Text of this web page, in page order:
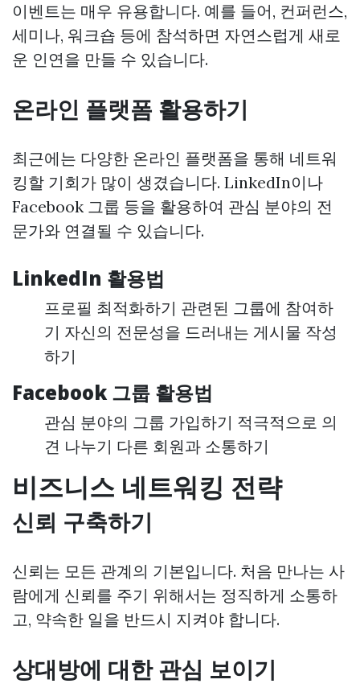
이벤트는 매우 유용합니다. 예를 들어, 컨퍼런스,
세미나, 워크숍 등에 참석하면 자연스럽게 새로
운 인연을 만들 수 있습니다.
온라인 플랫폼 활용하기
최근에는 다양한 온라인 플랫폼을 통해 네트워
킹할 기회가 많이 생겼습니다. LinkedIn이나
Facebook 그룹 등을 활용하여 관심 분야의 전
문가와 연결될 수 있습니다.
LinkedIn 활용법
프로필 최적화하기 관련된 그룹에 참여하
기 자신의 전문성을 드러내는 게시물 작성
하기
Facebook 그룹 활용법
관심 분야의 그룹 가입하기 적극적으로 의
견 나누기 다른 회원과 소통하기
비즈니스 네트워킹 전략
신뢰 구축하기
신뢰는 모든 관계의 기본입니다. 처음 만나는 사
람에게 신뢰를 주기 위해서는 정직하게 소통하
고, 약속한 일을 반드시 지켜야 합니다.
상대방에 대한 관심 보이기